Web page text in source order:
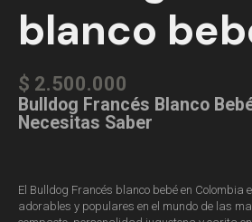
blanco
$ 2.500.000
Bulldog Francés Blanco
Necesitas Saber
El Bulldog Francés blanco bebé en Colombia
adorables y populares en el mundo de las